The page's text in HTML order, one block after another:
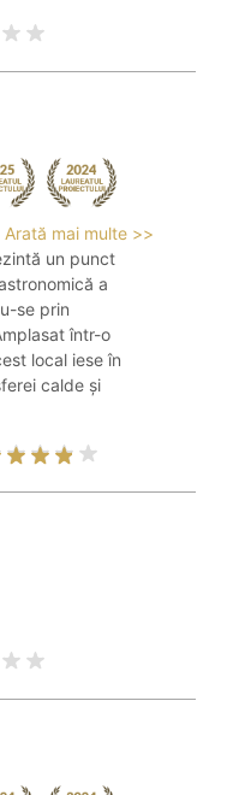
Arată mai multe >>
un punct
a
se prin
într-o
local iese în
calde și